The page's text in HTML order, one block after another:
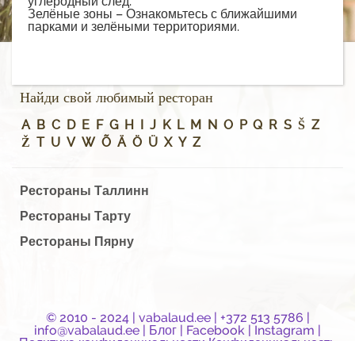
Зелёные зоны – Ознакомьтесь с ближайшими
парками и зелёными территориями.
Найди свой любимый ресторан
A B C D E F G H J K L M N O P Q R S Š Z
Ž T U V W Õ Ä Ö Ü X Y Z
Рестораны Таллинн
Рестораны Тарту
Рестораны Пярну
© 2010 - 2024 | vabalaud.ee| +372 513 5786 |
info@vabalaud.ee
Блог Facebook Instagram